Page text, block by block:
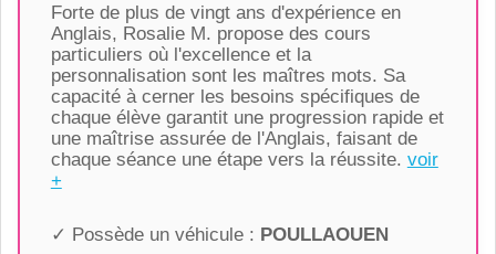
Forte de plus de vingt ans d'expérience en
Anglais, Rosalie M. propose des cours
particuliers où l'excellence et la
personnalisation sont les maîtres mots. Sa
capacité à cerner les besoins spécifiques de
chaque élève garantit une progression rapide et
une maîtrise assurée de l'Anglais, faisant de
chaque séance une étape vers la réussite. voir
+
✓ Possède un véhicule : POULLAOUEN